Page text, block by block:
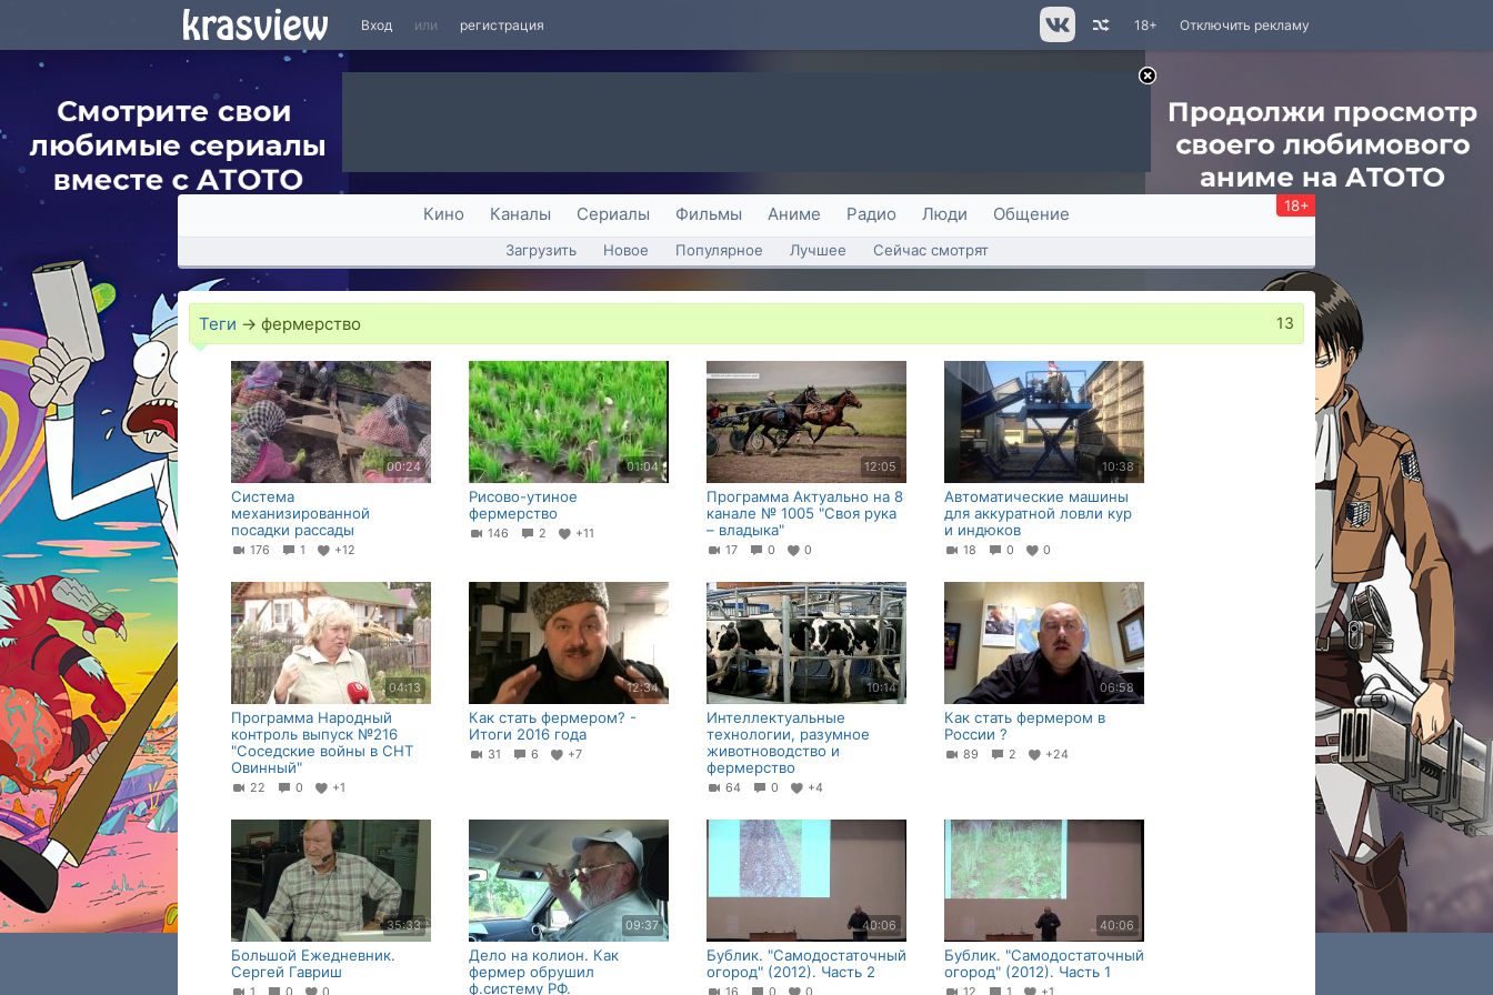
Вход или регистрация Отключить рекламу
18+
Кино Каналы Сериалы Фильмы Аниме Радио Люди Общение 18+
Загрузить Новое Популярное Лучшее Сейчас смотрят
Теги → фермерство 13
00:24
Система
механизированной
посадки рассады
176 1 +12
01:04
Рисово-утиное
фермерство
146 2 +11
12:05
Программа Актуально на 8
канале № 1005 "Своя рука
– владыка"
17 0 0
10:38
Автоматические машины
для аккуратной ловли кур
и индюков
18 0 0
04:13
Программа Народный
контроль выпуск №216
"Соседские войны в СНТ
Овинный"
22 0 +1
12:34
Как стать фермером? -
Итоги 2016 года
31 6 +7
10:14
Интеллектуальные
технологии, разумное
животноводство и
фермерство
64 0 +4
06:58
Как стать фермером в
России ?
89 2 +24
35:33
Большой Ежедневник.
Сергей Гавриш
09:37
Дело на колион. Как
фермер обрушил
ф.систему РФ.
40:06
Бублик. "Самодостаточный
огород" (2012). Часть 2
40:06
Бублик. "Самодостаточный
огород" (2012). Часть 1